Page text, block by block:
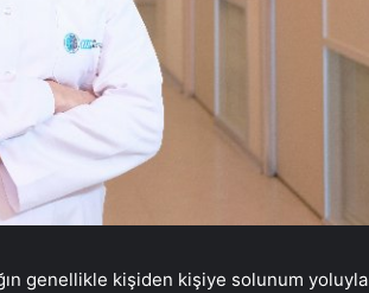
genellikle kişiden kişiye solunum yoluyla